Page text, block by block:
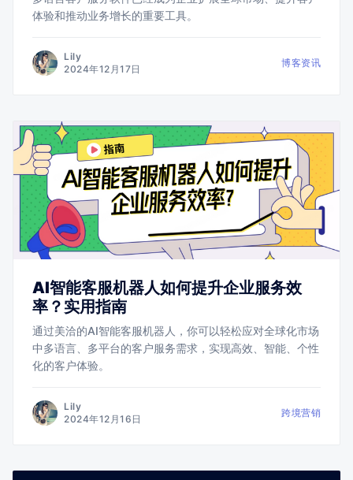
体验和推动业务增长的重要工具。
Lily
2024年12月17日
博客资讯
AI智能客服机器人如何提升企业服务效
率？实用指南
通过美洽的AI智能客服机器人，你可以轻松应对全球化市场
中多语言、多平台的客户服务需求，实现高效、智能、个性
化的客户体验。
Lily
2024年12月16日
跨境营销